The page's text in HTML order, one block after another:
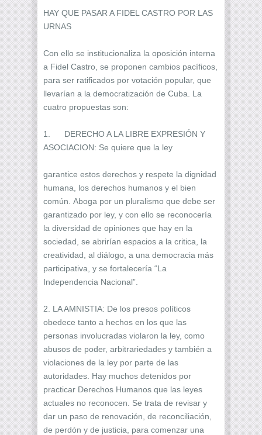
HAY QUE PASAR A FIDEL CASTRO POR LAS
URNAS
Con ello se institucionaliza la oposición interna
a Fidel Castro, se proponen cambios pacíficos,
para ser ratificados por votación popular, que
llevarían a la democratización de Cuba. La
cuatro propuestas son:
1. DERECHO A LA LIBRE EXPRESIÓN Y
ASOCIACION: Se quiere que la ley
garantice estos derechos y respete la dignidad
humana, los derechos humanos y el bien
común. Aboga por un pluralismo que debe ser
garantizado por ley, y con ello se reconocería
la diversidad de opiniones que hay en la
sociedad, se abrirían espacios a la critica, la
creatividad, al diálogo, a una democracia más
participativa, y se fortalecería “La
Independencia Nacional”.
2. LA AMNISTIA: De los presos políticos
obedece tanto a hechos en los que las
personas involucradas violaron la ley, como
abusos de poder, arbitrariedades y también a
violaciones de la ley por parte de las
autoridades. Hay muchos detenidos por
practicar Derechos Humanos que las leyes
actuales no reconocen. Se trata de revisar y
dar un paso de renovación, de reconciliación,
de perdón y de justicia, para comenzar una